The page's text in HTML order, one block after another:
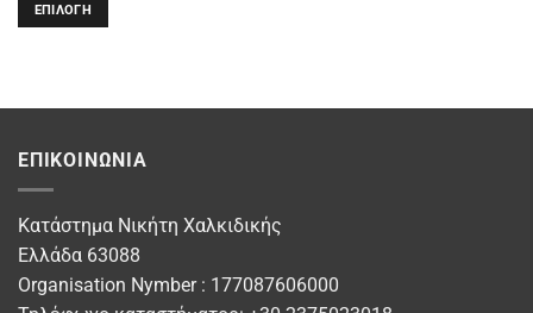
ΕΠΙΛΟΓΉ
έχει
παραλλαγές.
Οι
επιλογές
μπορούν
να
επιλεγούν
ΕΠΙΚΟΙΝΩΝΊΑ
Κατάστημα Νικήτη Χαλκιδικής
Ελλάδα 63088
Organisation Nymber : 177087606000